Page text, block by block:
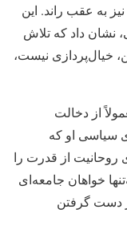
به عقب راند. این
نشان داد که تلاش
خیال‌پردازی نیست،
از دخالت
سیاسی او که
روحانیت از قدرت را
خواهان جامعه‌ای
دست گرفتن